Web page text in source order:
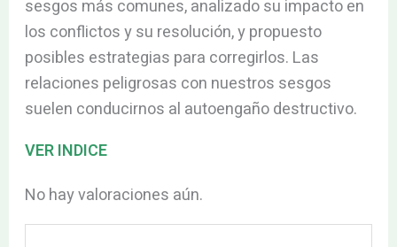
sesgos más comunes, analizado su impacto en
los conflictos y su resolución, y propuesto
posibles estrategias para corregirlos. Las
relaciones peligrosas con nuestros sesgos
suelen conducirnos al autoengaño destructivo.
VER INDICE
No hay valoraciones aún.